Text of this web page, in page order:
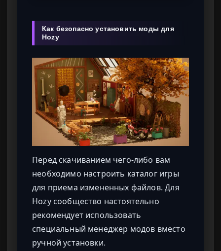
Как безопасно установить моды для
Hozy
Перед скачиванием чего-либо вам
необходимо настроить каталог игры
для приема измененных файлов. Для
Hozy сообщество настоятельно
рекомендует использовать
специальный менеджер модов вместо
ручной установки.